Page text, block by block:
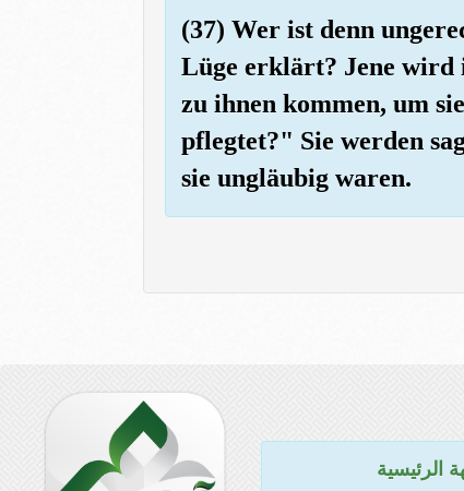
(37) Wer ist denn
Lüge erklärt? Jene wird
zu ihnen kommen, um
pflegtet?" Sie werden
sie ungläubig waren.
الرئيسية